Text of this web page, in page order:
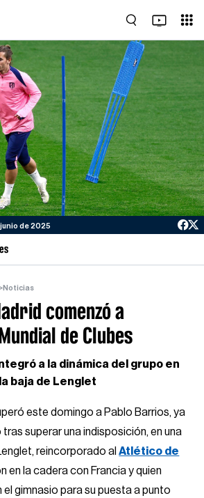
de 2025
>Noticias
comenzó a
de Clubes
a la dinámica del grupo en
baja de Lenglet
este domingo a Pablo Barrios, ya
superar una indisposición, en una
reincorporado alAtlético de
en la cadera con Francia y quien
el gimnasio para su puesta a punto